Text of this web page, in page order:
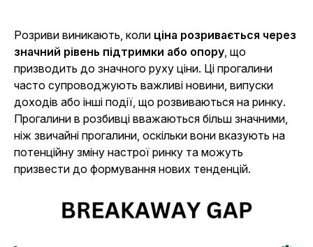
Розриви виникають, коли ціна розривається через
значний рівень підтримки або опору, що
призводить до значного руху ціни. Ці прогалини
часто супроводжують важливі новини, випуски
доходів або інші події, що розвиваються на ринку.
Прогалини в розбивці вважаються більш значними,
ніж звичайні прогалини, оскільки вони вказують на
потенційну зміну настрої ринку та можуть
призвести до формування нових тенденцій.